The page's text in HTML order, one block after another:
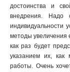
достоинства и
внедрения. Надо
индивидуальности
методы увеличения
как раз будет
указанием их, как
работы. Очень